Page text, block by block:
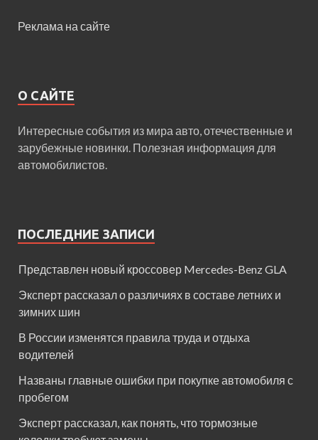
Реклама на сайте
О САЙТЕ
Интересные события из мира авто, отечественные и
зарубежные новинки. Полезная информация для
автомобилистов.
ПОСЛЕДНИЕ ЗАПИСИ
Представлен новый кроссовер Mercedes-Benz GLA
Эксперт рассказал о различиях в составе летних и
зимних шин
В России изменятся правила труда и отдыха
водителей
Названы главные ошибки при покупке автомобиля с
пробегом
Эксперт рассказал, как понять, что тормозные